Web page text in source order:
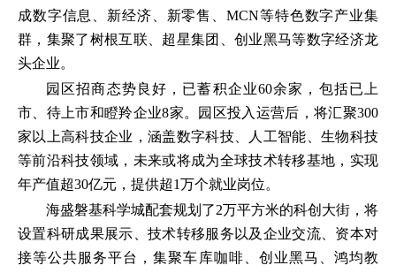
成数字信息、新经济、新零售、MCN等特色数字产业集
群，集聚了树根互联、超星集团、创业黑马等数字经济龙
头企业。
园区招商态势良好，已蓄积企业60余家，包括已上
市、待上市和瞪羚企业8家。园区投入运营后，将汇聚300
家以上高科技企业，涵盖数字科技、人工智能、生物科技
等前沿科技领域，未来或将成为全球技术转移基地，实现
年产值超30亿元，提供超1万个就业岗位。
海盛磐基科学城配套规划了2万平方米的科创大街，将
设置科研成果展示、技术转移服务以及企业交流、资本对
接等公共服务平台，集聚车库咖啡、创业黑马、鸿均教